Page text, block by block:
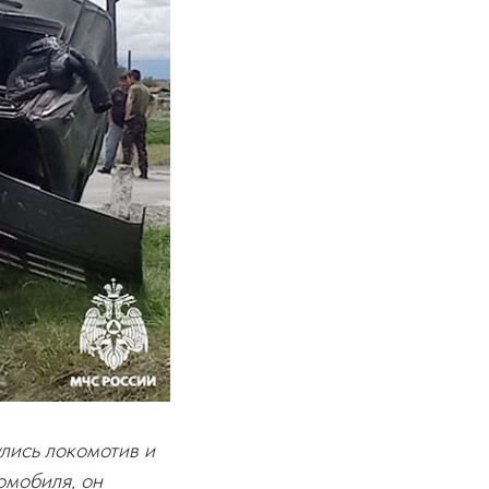
локомотив и
он